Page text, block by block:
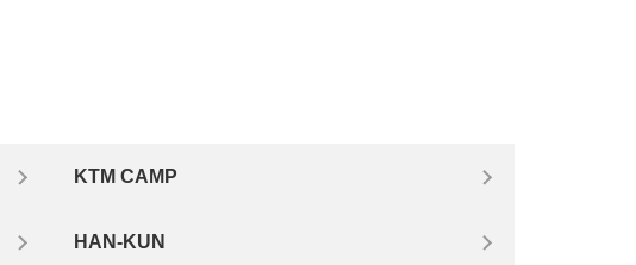
KTM CAMP
HAN-KUN